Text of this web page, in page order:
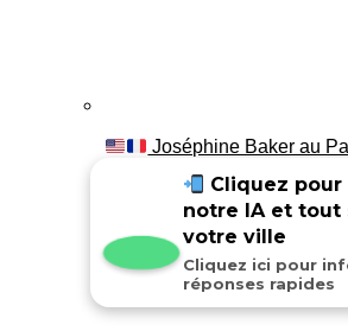
Joséphine Baker au
Cliquez
notre IA et tout
votre ville
Cliquez ici pour
réponses rapides